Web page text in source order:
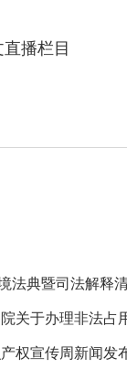
播栏目
法典暨司法解释
关于办理非法占
权宣传周新闻发